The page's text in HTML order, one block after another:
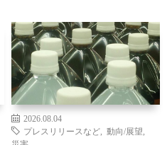
2026.08.04
プレスリリースなど
動向/展望